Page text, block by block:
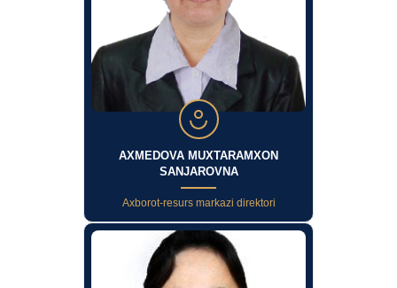
AXMEDOVA MUXTARAMXON
SANJAROVNA
Axborot-resurs markazi direktori